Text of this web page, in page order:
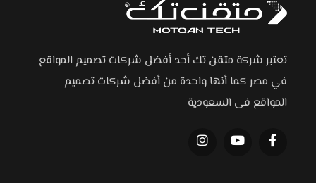
تعتبر شركة متقن تك أحد أفضل شركات تصميم المواقع
في مصر كما أنها واحدة من أفضل شركات تصميم
المواقع فى السعودية